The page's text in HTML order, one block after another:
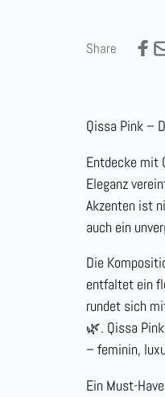
Share
Qissa Pink –
Entdecke mit
Eleganz
Akzenten ist
auch ein
Die
entfaltet ein
rundet sich
🌿. Qissa
– feminin,
Ein Must-